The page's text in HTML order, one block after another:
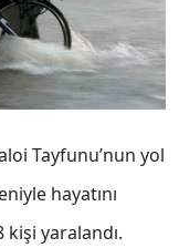
Tayfunu’nun yol
hayatını
kişi yaralandı.